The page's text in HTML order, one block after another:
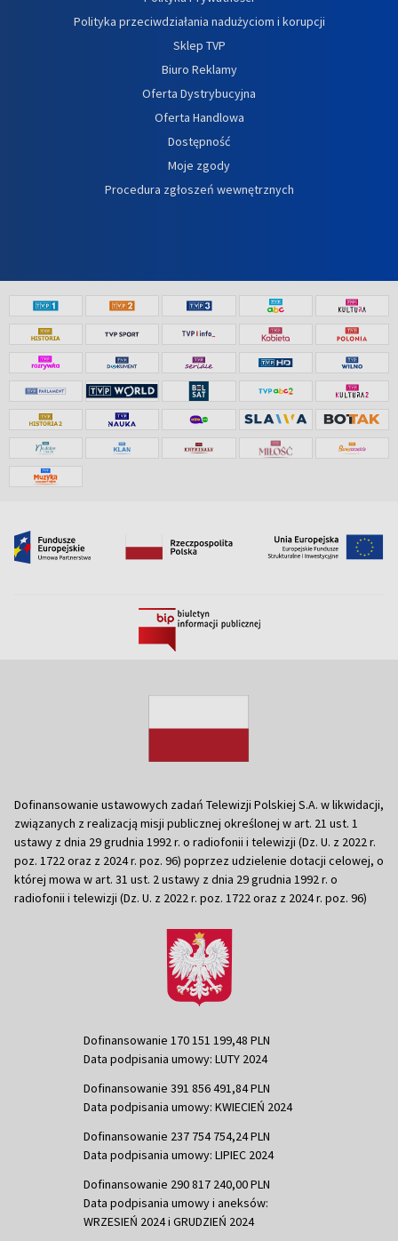
Polityka przeciwdziałania nadużyciom i korupcji
Sklep TVP
Biuro Reklamy
Oferta Dystrybucyjna
Oferta Handlowa
Dostępność
Moje zgody
Procedura zgłoszeń wewnętrznych
Dofinansowanie ustawowych zadań Telewizji Polskiej S.A. w likwidacji,
związanych z realizacją misji publicznej określonej w art. 21 ust. 1
ustawy z dnia 29 grudnia 1992 r. o radiofonii i telewizji (Dz. U. z 2022 r.
poz. 1722 oraz z 2024 r. poz. 96) poprzez udzielenie dotacji celowej, o
której mowa w art. 31 ust. 2 ustawy z dnia 29 grudnia 1992 r. o
radiofonii i telewizji (Dz. U. z 2022 r. poz. 1722 oraz z 2024 r. poz. 96)
Dofinansowanie 170 151 199,48 PLN
Data podpisania umowy: LUTY 2024
Dofinansowanie 391 856 491,84 PLN
Data podpisania umowy: KWIECIEŃ 2024
Dofinansowanie 237 754 754,24 PLN
Data podpisania umowy: LIPIEC 2024
Dofinansowanie 290 817 240,00 PLN
Data podpisania umowy i aneksów:
WRZESIEŃ 2024 i GRUDZIEŃ 2024